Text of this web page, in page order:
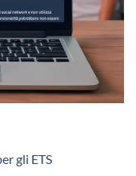
gli ETS